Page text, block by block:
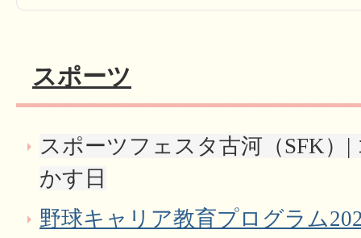
スポーツ
スポーツフェスタ古河（SFK）
かす日
野球キャリア教育プログラム